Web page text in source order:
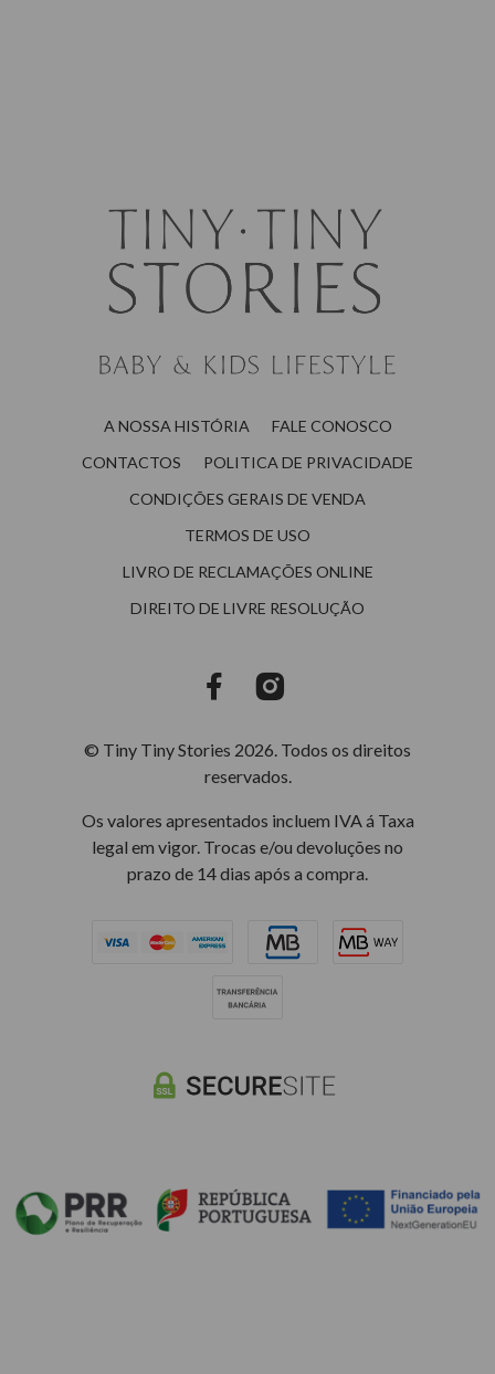
A NOSSA HISTÓRIA
FALE CONOSCO
CONTACTOS
POLITICA DE PRIVACIDADE
CONDIÇÕES GERAIS DE VENDA
TERMOS DE USO
LIVRO DE RECLAMAÇÕES ONLINE
DIREITO DE LIVRE RESOLUÇÃO
© Tiny Tiny Stories 2026. Todos os direitos
reservados.
Os valores apresentados incluem IVA á Taxa
legal em vigor. Trocas e/ou devoluções no
prazo de 14 dias após a compra.